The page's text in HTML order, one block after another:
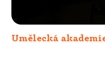
Umělecká